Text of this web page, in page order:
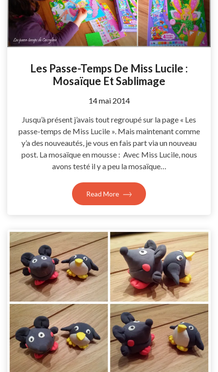
Les Passe-Temps De Miss Lucile :
Mosaïque Et Sablimage
by
14 mai 2014
Jusqu’à présent j’avais tout regroupé sur la page « Les
passe-temps de Miss Lucile ». Mais maintenant comme
y’a des nouveautés, je vous en fais part via un nouveau
post. La mosaïque en mousse : Avec Miss Lucile, nous
avons testé il y a peu la mosaïque…
Read More